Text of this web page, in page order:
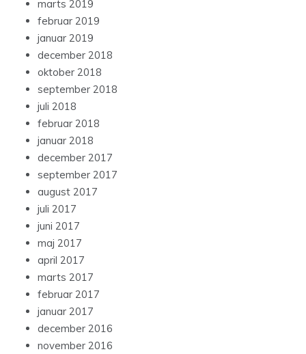
marts 2019
februar 2019
januar 2019
december 2018
oktober 2018
september 2018
juli 2018
februar 2018
januar 2018
december 2017
september 2017
august 2017
juli 2017
juni 2017
maj 2017
april 2017
marts 2017
februar 2017
januar 2017
december 2016
november 2016